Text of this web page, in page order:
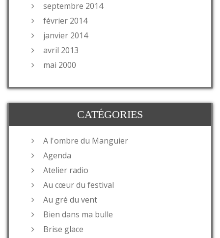
septembre 2014
février 2014
janvier 2014
avril 2013
mai 2000
CATÉGORIES
A l'ombre du Manguier
Agenda
Atelier radio
Au cœur du festival
Au gré du vent
Bien dans ma bulle
Brise glace